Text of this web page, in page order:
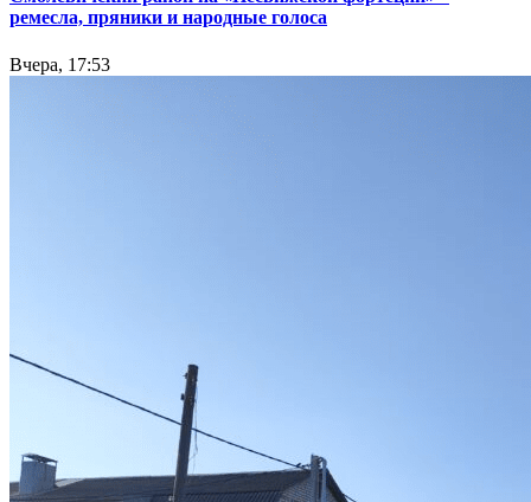
ремесла, пряники и народные голоса
Вчера, 17:53